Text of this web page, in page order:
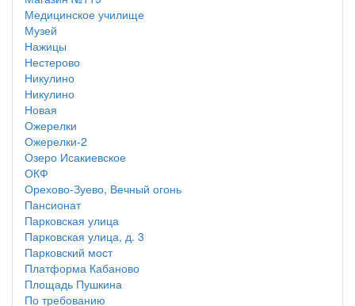
Медицинское училище
Музей
Нажицы
Нестерово
Никулино
Никулино
Новая
Ожерелки
Ожерелки-2
Озеро Исакиевское
ОКФ
Орехово-Зуево, Вечный огонь
Пансионат
Парковская улица
Парковская улица, д. 3
Парковский мост
Платформа Кабаново
Площадь Пушкина
По требованию